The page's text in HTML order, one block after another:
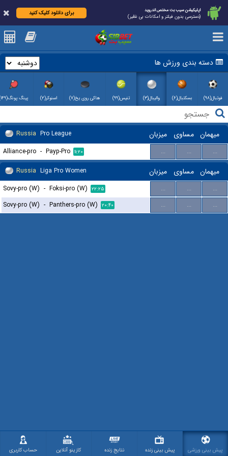
اپلیکیشن سیب بت مختص اندروید
(دسترسی بدون فیلتر و امکانات بی نظیر)
برای دانلود کلیک کنید
دسته بندی ورزش ها
فوتبال(۹۸) بسکتبال(۶) والیبال(۳) تنیس(۹۹) هاکی روی یخ(۷) اسنوکر(۲) پینگ پونگ(۱۴۹)
Russia Pro League میزبان مساوی میهمان
Alliance-pro - Payp-Pro ۱۱:۲۰ ... ...
...
Russia Liga Pro Women میزبان مساوی میهمان
Sovy-pro (W) - Foksi-pro (W) ۲۲:۲۵ ... ...
...
Sovy-pro (W) - Panthers-pro (W) ۲۰:۴۰ ... ... ...
پیش بینی ورزشی پیش بینی زنده نتایج زنده کازینو آنلاین حساب کاربری